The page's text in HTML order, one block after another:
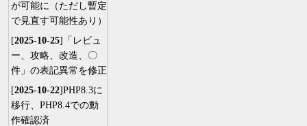
が可能に（ただし暫定
で見直す可能性あり）
[2025-10-25]「レビュ
ー、攻略、改造、〇
件」の表記異常を修正
[2025-10-22]PHP8.3に
移行、PHP8.4での動
作確認済